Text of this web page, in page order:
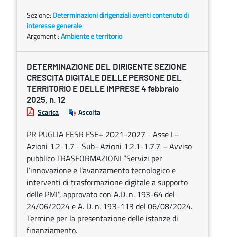
Sezione: Determinazioni dirigenziali aventi contenuto di
interesse generale
Argomenti:Ambiente e territorio
DETERMINAZIONE DEL DIRIGENTE SEZIONE
CRESCITA DIGITALE DELLE PERSONE DEL
TERRITORIO E DELLE IMPRESE 4 febbraio
2025, n. 12
Scarica Ascolta
PR PUGLIA FESR FSE+ 2021-2027 - Asse I –
Azioni 1.2-1.7 - Sub- Azioni 1.2.1-1.7.7 – Avviso
pubblico TRASFORMAZIONI “Servizi per
l’innovazione e l’avanzamento tecnologico e
interventi di trasformazione digitale a supporto
delle PMI”, approvato con A.D. n. 193-64 del
24/06/2024 e A. D. n. 193-113 del 06/08/2024.
Termine per la presentazione delle istanze di
finanziamento.